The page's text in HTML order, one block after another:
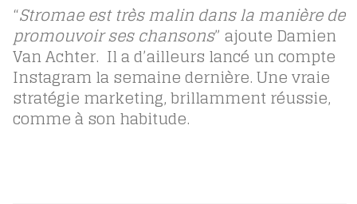
“Stromae est très malin dans la manière de
promouvoir ses chansons” ajoute Damien
Van Achter. Il a d’ailleurs lancé un compte
Instagram la semaine dernière. Une vraie
stratégie marketing, brillamment réussie,
comme à son habitude.